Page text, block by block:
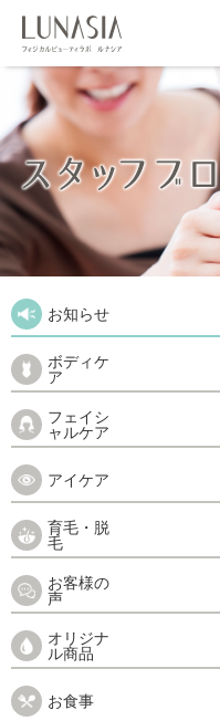
お知らせ
ボディケ
ア
フェイシ
ャルケア
アイケア
育毛・脱
毛
お客様の
声
オリジナ
ル商品
お食事